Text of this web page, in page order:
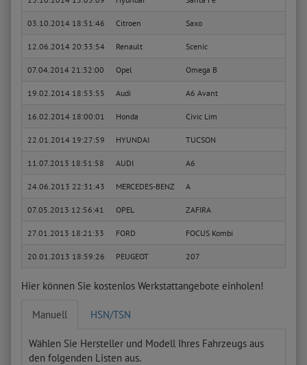
03.10.2014 18:51:46 Citroen Saxo
12.06.2014 20:33:54 Renault Scenic
07.04.2014 21:32:00 Opel Omega B
19.02.2014 18:53:55 Audi A6 Avant
16.02.2014 18:00:01 Honda Civic Lim
22.01.2014 19:27:59 HYUNDAI TUCSON
11.07.2013 18:51:58 AUDI A6
24.06.2013 22:31:43 MERCEDES-BENZ A
07.05.2013 12:56:41 OPEL ZAFIRA
27.01.2013 18:21:33 FORD FOCUS Kombi
20.01.2013 18:59:26 PEUGEOT 207
Hier können Sie kostenlos Werkstattangebote einholen!
Manuell HSN/TSN
Wählen Sie Hersteller und Modell Ihres Fahrzeugs aus
den folgenden Listen aus.